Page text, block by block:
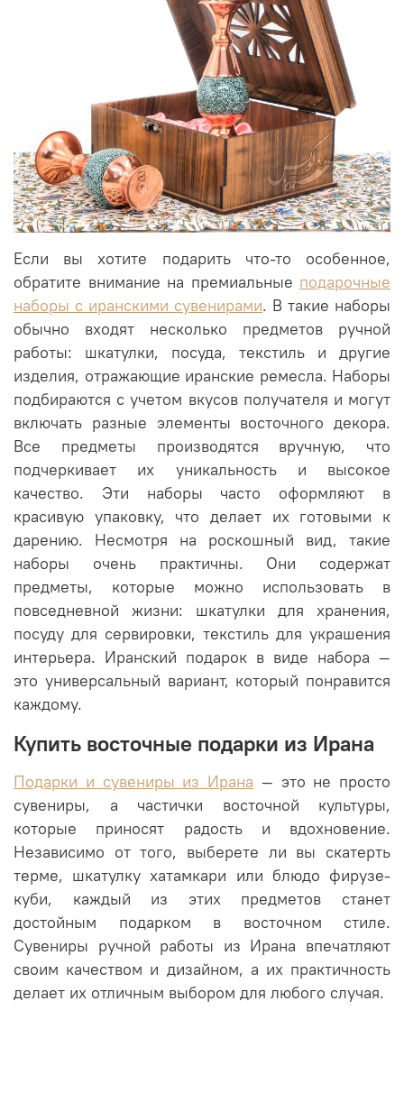
Если вы хотите подарить что-то особенное,
обратите внимание на премиальные подарочные
наборы с иранскими сувенирами. В такие наборы
обычно входят несколько предметов ручной
работы: шкатулки, посуда, текстиль и другие
изделия, отражающие иранские ремесла. Наборы
подбираются с учетом вкусов получателя и могут
включать разные элементы восточного декора.
Все предметы производятся вручную, что
подчеркивает их уникальность и высокое
качество. Эти наборы часто оформляют в
красивую упаковку, что делает их готовыми к
дарению. Несмотря на роскошный вид, такие
наборы очень практичны. Они содержат
предметы, которые можно использовать в
повседневной жизни: шкатулки для хранения,
посуду для сервировки, текстиль для украшения
интерьера. Иранский подарок в виде набора —
это универсальный вариант, который понравится
каждому.
Купить восточные подарки из Ирана
Подарки и сувениры из Ирана — это не просто
сувениры, а частички восточной культуры,
которые приносят радость и вдохновение.
Независимо от того, выберете ли вы скатерть
терме, шкатулку хатамкари или блюдо фирузе-
куби, каждый из этих предметов станет
достойным подарком в восточном стиле.
Сувениры ручной работы из Ирана впечатляют
своим качеством и дизайном, а их практичность
делает их отличным выбором для любого случая.